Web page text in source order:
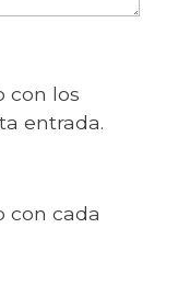
con los
entrada.
con cada